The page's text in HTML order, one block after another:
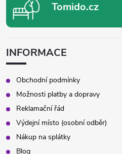
Tomido.cz
INFORMACE
Obchodní podmínky
Možnosti platby a dopravy
Reklamační řád
Výdejní místo (osobní odběr)
Nákup na splátky
Blog